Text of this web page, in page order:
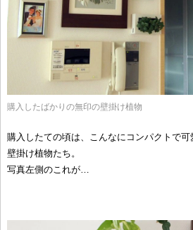
購入したばかりの無印の壁掛け植物
購入したての頃は、こんなにコンパクトで
壁掛け植物たち。
写真左側のこれが…